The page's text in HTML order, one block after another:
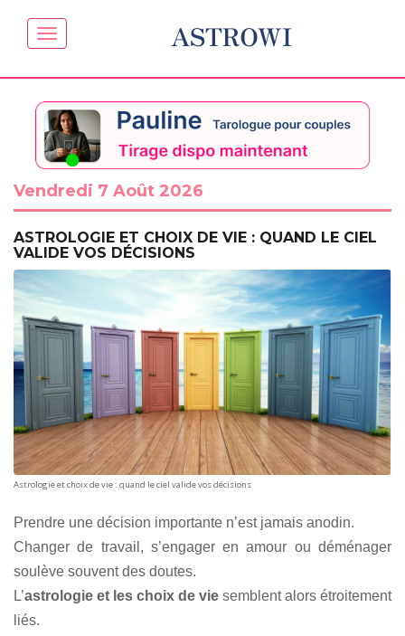
ASTROWI
Vendredi 7 Août 2026
ASTROLOGIE ET CHOIX DE VIE : QUAND LE CIEL
VALIDE VOS DÉCISIONS
Astrologie et choix de vie : quand le ciel valide vos décisions
Prendre une décision importante n’est jamais anodin.
Changer de travail, s’engager en amour ou déménager
soulève souvent des doutes.
L’astrologie et les choix de vie semblent alors étroitement
liés.